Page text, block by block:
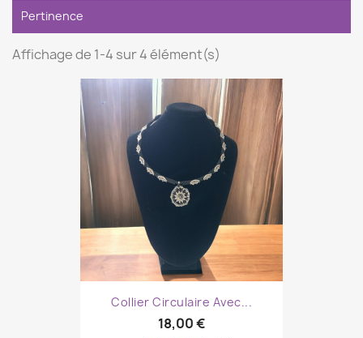
Pertinence
Affichage de 1-4 sur 4 élément(s)
Collier Circulaire Avec...
18,00 €